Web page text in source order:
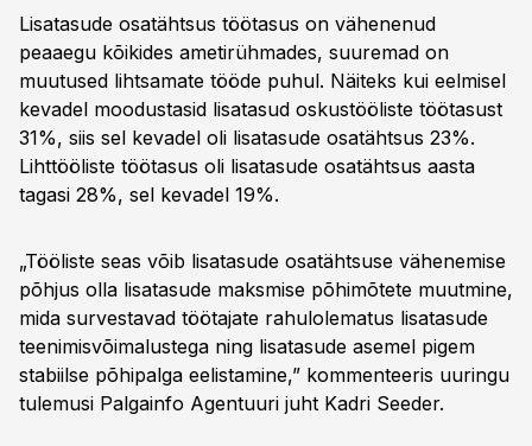
Lisatasude osatähtsus töötasus on vähenenud
peaaegu kõikides ametirühmades, suuremad on
muutused lihtsamate tööde puhul. Näiteks kui eelmisel
kevadel moodustasid lisatasud oskustööliste töötasust
31%, siis sel kevadel oli lisatasude osatähtsus 23%.
Lihttööliste töötasus oli lisatasude osatähtsus aasta
tagasi 28%, sel kevadel 19%.
„Tööliste seas võib lisatasude osatähtsuse vähenemise
põhjus olla lisatasude maksmise põhimõtete muutmine,
mida survestavad töötajate rahulolematus lisatasude
teenimisvõimalustega ning lisatasude asemel pigem
stabiilse põhipalga eelistamine,” kommenteeris uuringu
tulemusi Palgainfo Agentuuri juht Kadri Seeder.